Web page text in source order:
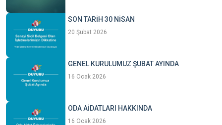
SON TARİH 30 NİSAN
20 Şubat 2026
GENEL KURULUMUZ ŞUBAT AYINDA
16 Ocak 2026
ODA AİDATLARI HAKKINDA
16 Ocak 2026